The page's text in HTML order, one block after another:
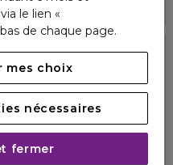
Exclusivité
le lien «
de chaque page.
mes choix
nécessaires
fermer